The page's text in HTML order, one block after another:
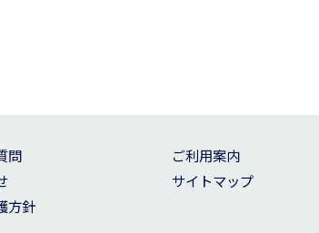
問
方針
ご利用案内
サイトマップ